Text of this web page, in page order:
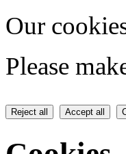
Our
Please
Reject all Accept all